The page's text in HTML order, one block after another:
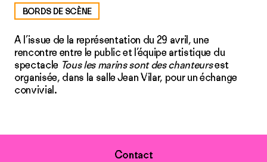
BORDS DE SCÈNE
A l’issue de la représentation du 29 avril, une
rencontre entre le public et l’équipe artistique du
spectacle Tous les marins sont des chanteursest
organisée, dans la salle Jean Vilar, pour un échange
convivial.
Contact